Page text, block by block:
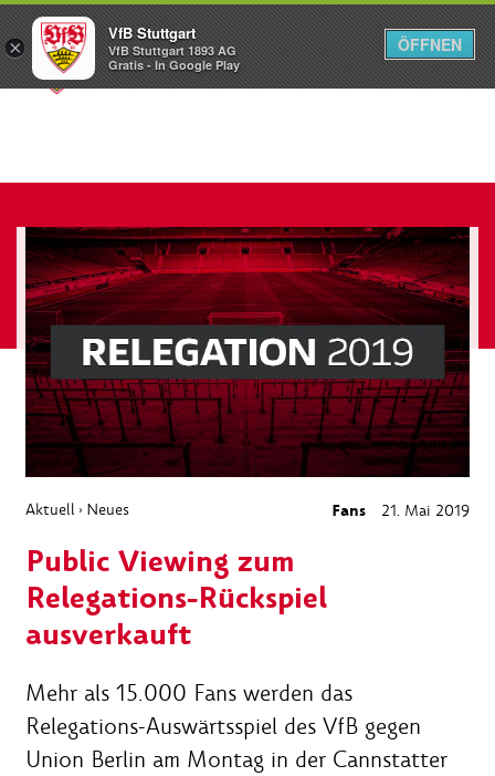
Menü
Aktuell › Neues Fans 21. Mai 2019
Public Viewing zum
Relegations-Rückspiel
ausverkauft
Mehr als 15.000 Fans werden das
Relegations-Auswärtsspiel des VfB gegen
Union Berlin am Montag in der Cannstatter
×
VfB Stuttgart
VfB Stuttgart 1893 AG
Gratis - In Google Play
ÖFFNEN